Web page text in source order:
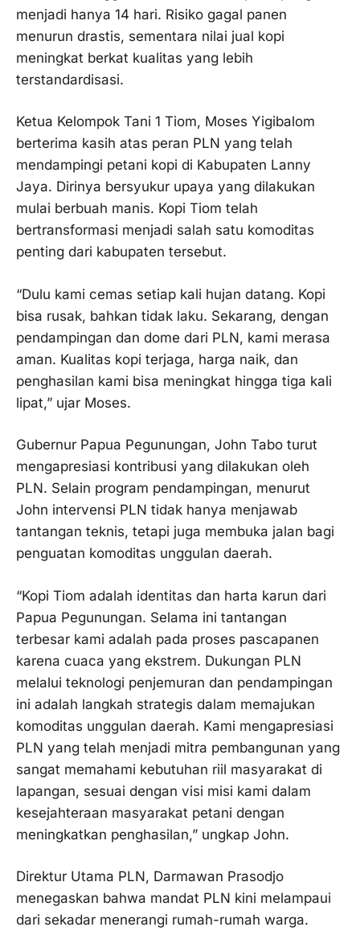
menjadi hanya 14 hari. Risiko gagal panen
menurun drastis, sementara nilai jual kopi
meningkat berkat kualitas yang lebih
terstandardisasi.
Ketua Kelompok Tani 1 Tiom, Moses Yigibalom
berterima kasih atas peran PLN yang telah
mendampingi petani kopi di Kabupaten Lanny
Jaya. Dirinya bersyukur upaya yang dilakukan
mulai berbuah manis. Kopi Tiom telah
bertransformasi menjadi salah satu komoditas
penting dari kabupaten tersebut.
“Dulu kami cemas setiap kali hujan datang. Kopi
bisa rusak, bahkan tidak laku. Sekarang, dengan
pendampingan dan dome dari PLN, kami merasa
aman. Kualitas kopi terjaga, harga naik, dan
penghasilan kami bisa meningkat hingga tiga kali
lipat,” ujar Moses.
Gubernur Papua Pegunungan, John Tabo turut
mengapresiasi kontribusi yang dilakukan oleh
PLN. Selain program pendampingan, menurut
John intervensi PLN tidak hanya menjawab
tantangan teknis, tetapi juga membuka jalan bagi
penguatan komoditas unggulan daerah.
“Kopi Tiom adalah identitas dan harta karun dari
Papua Pegunungan. Selama ini tantangan
terbesar kami adalah pada proses pascapanen
karena cuaca yang ekstrem. Dukungan PLN
melalui teknologi penjemuran dan pendampingan
ini adalah langkah strategis dalam memajukan
komoditas unggulan daerah. Kami mengapresiasi
PLN yang telah menjadi mitra pembangunan yang
sangat memahami kebutuhan riil masyarakat di
lapangan, sesuai dengan visi misi kami dalam
kesejahteraan masyarakat petani dengan
meningkatkan penghasilan,” ungkap John.
Direktur Utama PLN, Darmawan Prasodjo
menegaskan bahwa mandat PLN kini melampaui
dari sekadar menerangi rumah-rumah warga.